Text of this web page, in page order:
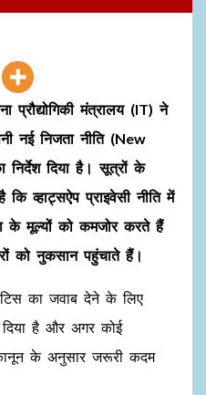
प्रौद्योगिकी मंत्रालय (IT) ने
नई निजता नीति (New
दिया है। सूत्रों के
व्हाट्सऐप प्राइवेसी नीति में
के मूल्यों को कमजोर करते हैं
को नुकसान पहुंचाते हैं।
का जवाब देने के लिए
है और अगर कोई
के अनुसार जरूरी कदम